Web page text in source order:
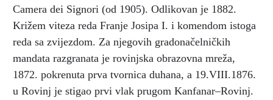
Camera dei Signori (od 1905). Odlikovan je 1882.
Križem viteza reda Franje Josipa I. i komendom istoga
reda sa zvijezdom. Za njegovih gradonačelničkih
mandata razgranata je rovinjska obrazovna mreža,
1872. pokrenuta prva tvornica duhana, a 19.VIII.1876.
u Rovinj je stigao prvi vlak prugom Kanfanar–Rovinj.